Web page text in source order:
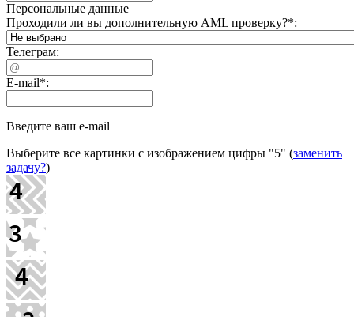
Персональные данные
Проходили ли вы дополнительную AML проверку?*:
Телеграм:
E-mail*:
Введите ваш e-mail
Выберите все картинки с изображением цифры "5" (заменить
задачу?)